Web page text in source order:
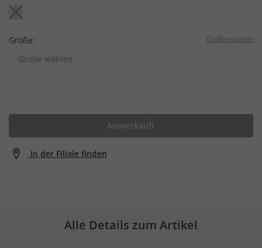
Größe: Größentabelle
Größe wählen
Ausverkauft
In der Filiale finden
Alle Details zum Artikel